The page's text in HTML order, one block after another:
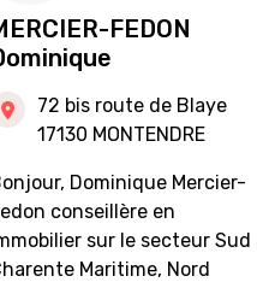
FEDON
72 bis route de Blaye
17130 MONTENDRE
Dominique Mercier-
conseillère en
sur le secteur Sud
Maritime, Nord